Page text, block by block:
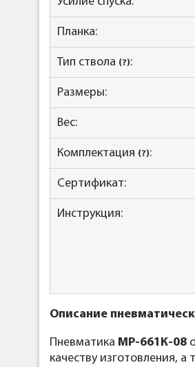
Планка:
Тип ствола (?):
Размеры:
Вес:
Комплектация (?):
Сертификат:
Инструкция:
Описание
Пневматика МР-661К-08
качеству изготовления,